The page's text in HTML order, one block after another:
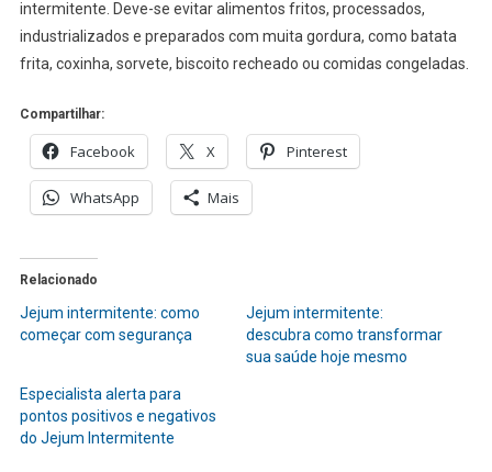
intermitente. Deve-se evitar alimentos fritos, processados,
industrializados e preparados com muita gordura, como batata
frita, coxinha, sorvete, biscoito recheado ou comidas congeladas.
Compartilhar:
Facebook X Pinterest
WhatsApp Mais
Relacionado
Jejum intermitente: como
começar com segurança
Jejum intermitente:
descubra como transformar
sua saúde hoje mesmo
Especialista alerta para
pontos positivos e negativos
do Jejum Intermitente